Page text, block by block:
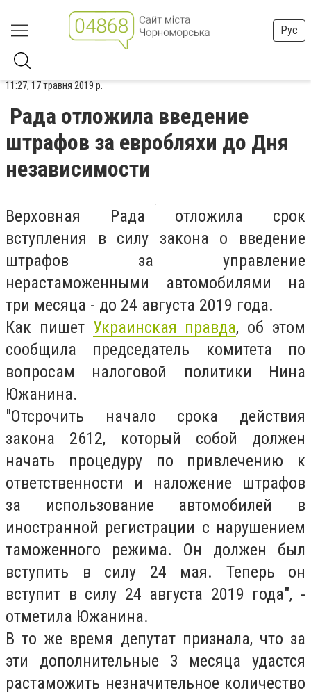
Рус
11:27, 17 травня 2019 р.
Рада отложила введение
штрафов за евробляхи до Дня
независимости
Верховная Рада отложила срок
вступления в силу закона о введение
штрафов за управление
нерастаможенными автомобилями на
три месяца - до 24 августа 2019 года.
Как пишет Украинская правда, об этом
сообщила председатель комитета по
вопросам налоговой политики Нина
Южанина.
"Отсрочить начало срока действия
закона 2612, который собой должен
начать процедуру по привлечению к
ответственности и наложение штрафов
за использование автомобилей в
иностранной регистрации с нарушением
таможенного режима. Он должен был
вступить в силу 24 мая. Теперь он
вступит в силу 24 августа 2019 года", -
отметила Южанина.
В то же время депутат признала, что за
эти дополнительные 3 месяца удастся
растаможить незначительное количество